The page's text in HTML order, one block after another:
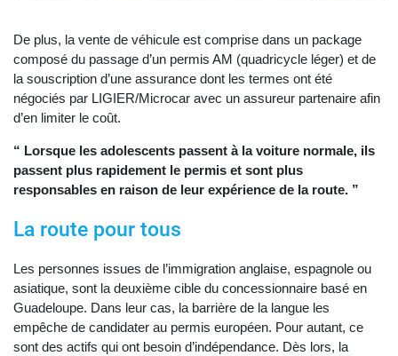
De plus, la vente de véhicule est comprise dans un package
composé du passage d’un permis AM (quadricycle léger) et de
la souscription d’une assurance dont les termes ont été
négociés par LIGIER/Microcar avec un assureur partenaire afin
d’en limiter le coût.
“ Lorsque les adolescents passent à la voiture normale, ils
passent plus rapidement le permis et sont plus
responsables en raison de leur expérience de la route. ”
La route pour tous
Les personnes issues de l’immigration anglaise, espagnole ou
asiatique, sont la deuxième cible du concessionnaire basé en
Guadeloupe. Dans leur cas, la barrière de la langue les
empêche de candidater au permis européen. Pour autant, ce
sont des actifs qui ont besoin d’indépendance. Dès lors, la